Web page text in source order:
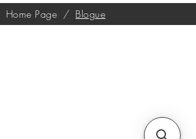
Home Page / Blogue